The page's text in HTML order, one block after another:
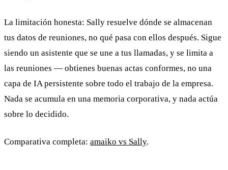
La limitación honesta: Sally resuelve dónde se almacenan
tus datos de reuniones, no qué pasa con ellos después. Sigue
siendo un asistente que se une a tus llamadas, y se limita a
las reuniones — obtienes buenas actas conformes, no una
capa de IA persistente sobre todo el trabajo de la empresa.
Nada se acumula en una memoria corporativa, y nada actúa
sobre lo decidido.
Comparativa completa: amaiko vs Sally.